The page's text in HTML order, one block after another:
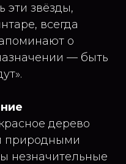
эти звёзды,
всегда
о
— быть
дерево
природными
незначительные